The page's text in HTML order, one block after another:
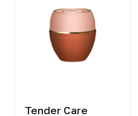
Tender Care